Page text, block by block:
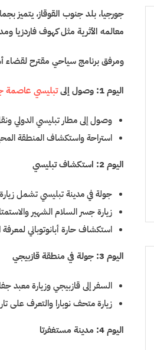
جورجيا، بلد جنوب القوقاز، يتميز
معالمه الأثرية مثل كهوف فاردزيا
ومرفق برنامج سياحي مقترح لقضاء
اليوم 1: وصول إلى تبليسي عاصمة
وصول إلى مطار تبليسي الدولي
استراحة واستكشاف المنطقة
اليوم 2: استكشاف تبليسي
جولة في مدينة تبليسي تشمل زيارة
زيارة جسر السلام الشهير
استكشاف حارة أبانوتوباني
اليوم 3: جولة في منطقة قازبيجي
السفر إلى قازبيجي وزيارة معبد
زيارة متحف نوبارا والتعرف على
اليوم 4: مدينة مستغفرتا